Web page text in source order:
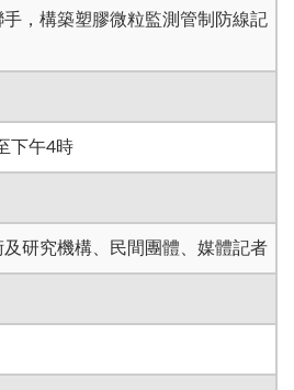
，構築塑膠微粒監測管制防線記
下午4時
研究機構、民間團體、媒體記者